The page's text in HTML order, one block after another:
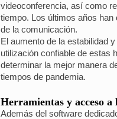
videoconferencia, así como
tiempo. Los últimos años
de la comunicación.
El aumento de la estabilidad
utilización confiable de estas
determinar la mejor manera
tiempos de pandemia.
Herramientas y acceso
Además del software